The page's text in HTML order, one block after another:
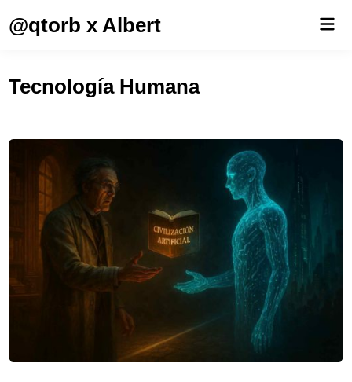
@qtorb x Albert
Tecnología Humana